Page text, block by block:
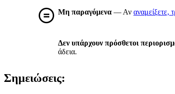
Μη παραγόμενα — Αν αναμείξετε,
Δεν υπάρχουν πρόσθετοι
άδεια.
Σημειώσεις: